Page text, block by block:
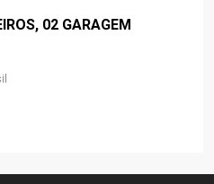
03 QUARTOS, 02 BANHEIROS,